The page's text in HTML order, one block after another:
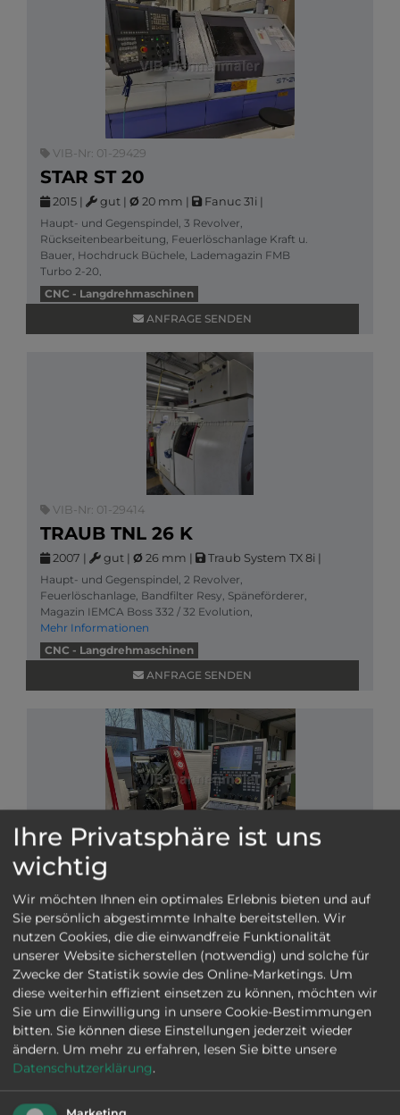
Ihre Privatsphäre ist uns
wichtig
Wir möchten Ihnen ein optimales Erlebnis bieten und auf
Sie persönlich abgestimmte Inhalte bereitstellen. Wir
nutzen Cookies, die die einwandfreie Funktionalität
unserer Website sicherstellen (notwendig) und solche für
Zwecke der Statistik sowie des Online-Marketings. Um
diese weiterhin effizient einsetzen zu können, möchten wir
Sie um die Einwilligung in unsere Cookie-Bestimmungen
bitten. Sie können diese Einstellungen jederzeit wieder
ändern. Um mehr zu erfahren, lesen Sie bitte unsere
Datenschutzerklärung.
VIB-Nr: 01-29429
STAR ST 20
2015 | gut | Ø 20 mm | Fanuc 31i |
Haupt- und Gegenspindel, 3 Revolver,
Rückseitenbearbeitung, Feuerlöschanlage Kraft u.
Bauer, Hochdruck Büchele, Lademagazin FMB
Turbo 2-20,
Mehr Informationen
CNC - Langdrehmaschinen
ANFRAGE SENDEN
VIB-Nr: 01-29414
TRAUB TNL 26 K
2007 | gut | Ø 26 mm | Traub System TX 8i |
Haupt- und Gegenspindel, 2 Revolver,
Feuerlöschanlage, Bandfilter Resy, Späneförderer,
Magazin IEMCA Boss 332 / 32 Evolution,
Mehr Informationen
CNC - Langdrehmaschinen
ANFRAGE SENDEN
VIB-Nr: 01-29375
TRAUB TNL 26 K
2009| gut|Ø32 mm| TX 8i-S|
Haupt- und Gegenspindel, C-Achse auf Haupt- und
Gegenspindel, 2 Revolver, Kühlmittelpumpe 120 bar,
Werkzeugüberwachung, Feuerlöschanlage,
Bandfilter, Späneförderer, Lademagazin FMB Turbo
3-36 / 3
Mehr Informationen
CNC - Langdrehmaschinen
ANFRAGE SENDEN